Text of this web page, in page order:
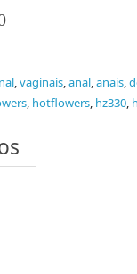
,vaginais,anal,anais,
, hotflowers, hz330,